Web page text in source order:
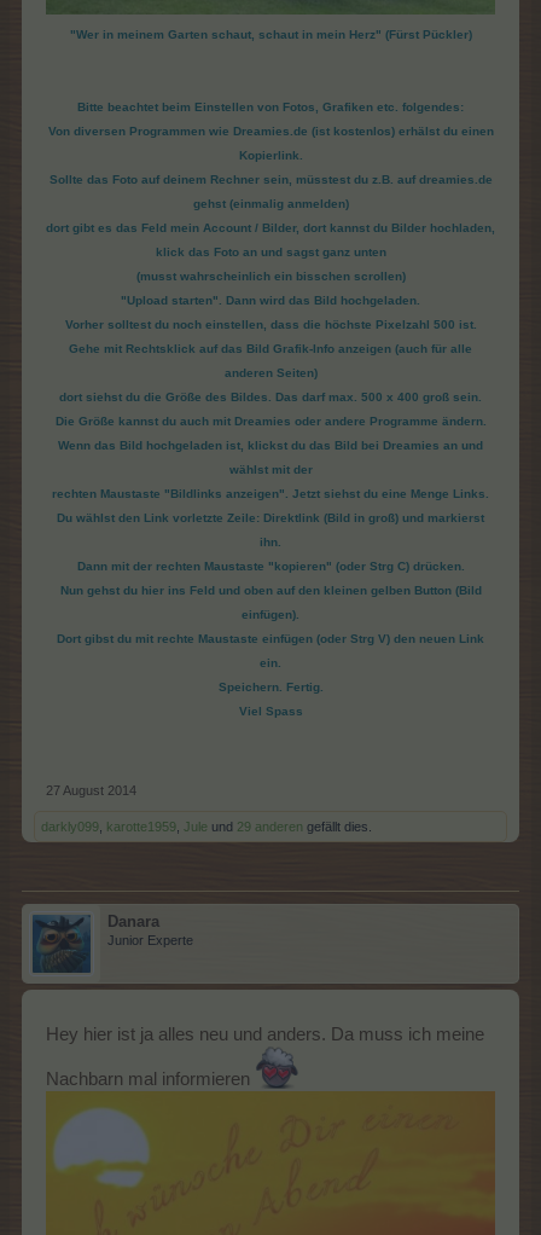
"Wer in meinem Garten schaut, schaut in mein Herz" (Fürst Pückler)
Bitte beachtet beim Einstellen von Fotos, Grafiken etc. folgendes:
Von diversen Programmen wie Dreamies.de (ist kostenlos) erhälst du einen
Kopierlink.
Sollte das Foto auf deinem Rechner sein, müsstest du z.B. auf dreamies.de
gehst (einmalig anmelden)
dort gibt es das Feld mein Account / Bilder, dort kannst du Bilder hochladen,
klick das Foto an und sagst ganz unten
(musst wahrscheinlich ein bisschen scrollen)
"Upload starten". Dann wird das Bild hochgeladen.
Vorher solltest du noch einstellen, dass die höchste Pixelzahl 500 ist.
Gehe mit Rechtsklick auf das Bild Grafik-Info anzeigen (auch für alle
anderen Seiten)
dort siehst du die Größe des Bildes. Das darf max. 500 x 400 groß sein.
Die Größe kannst du auch mit Dreamies oder andere Programme ändern.
Wenn das Bild hochgeladen ist, klickst du das Bild bei Dreamies an und
wählst mit der
rechten Maustaste "Bildlinks anzeigen". Jetzt siehst du eine Menge Links.
Du wählst den Link vorletzte Zeile: Direktlink (Bild in groß) und markierst
ihn.
Dann mit der rechten Maustaste "kopieren" (oder Strg C) drücken.
Nun gehst du hier ins Feld und oben auf den kleinen gelben Button (Bild
einfügen).
Dort gibst du mit rechte Maustaste einfügen (oder Strg V) den neuen Link
ein.
Speichern. Fertig.
Viel Spass
27 August 2014
darkly099 karotte1959 Jule und 29 anderen gefällt dies.
Danara
Junior Experte
Hey hier ist ja alles neu und anders. Da muss ich meine
Nachbarn mal informieren